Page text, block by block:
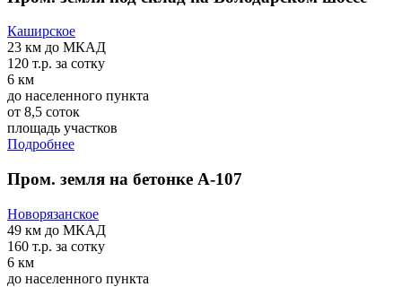
Каширское
23 км до МКАД
120 т.р. за сотку
6 км
до населенного пункта
от 8,5 соток
площадь участков
Подробнее
Пром. земля на бетонке А-107
Новорязанское
49 км до МКАД
160 т.р. за сотку
6 км
до населенного пункта